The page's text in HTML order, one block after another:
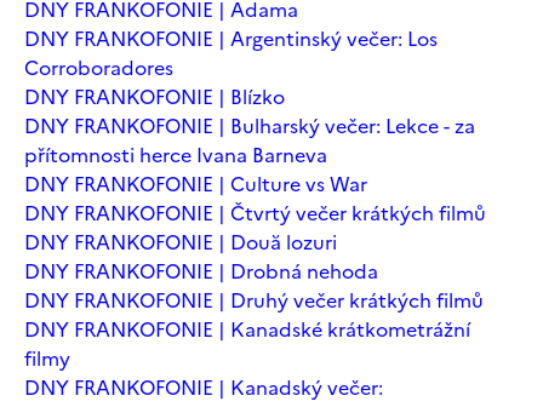
DNY FRANKOFONIE | Adama
DNY FRANKOFONIE | Argentinský večer: Los
Corroboradores
DNY FRANKOFONIE | Blízko
DNY FRANKOFONIE | Bulharský večer: Lekce - za
přítomnosti herce Ivana Barneva
DNY FRANKOFONIE | Culture vs War
DNY FRANKOFONIE | Čtvrtý večer krátkých filmů
DNY FRANKOFONIE | Două lozuri
DNY FRANKOFONIE | Drobná nehoda
DNY FRANKOFONIE | Druhý večer krátkých filmů
DNY FRANKOFONIE | Kanadské krátkometrážní
filmy
DNY FRANKOFONIE | Kanadský večer: